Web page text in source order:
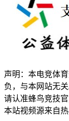
声明：本电竞体
负，与本网站无关
请认准蜂鸟竞技
本站视频源来自